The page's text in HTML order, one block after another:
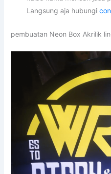
Langsung aja hubungi
pembuatan Neon Box Akrilik